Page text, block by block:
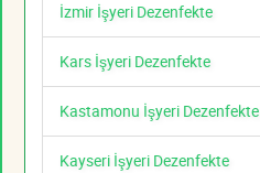
İzmir İşyeri Dezenfekte
Kars İşyeri Dezenfekte
Kastamonu İşyeri Dezenfekte
Kayseri İşyeri Dezenfekte